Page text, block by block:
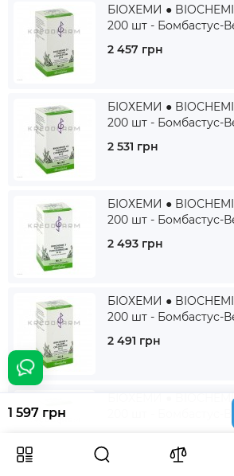
БІОХЕМИ ●
200 шт - Бомбастус-
2 457 грн
БІОХЕМИ ●
200 шт - Бомбастус-
2 531 грн
БІОХЕМИ ●
200 шт - Бомбастус-
2 493 грн
БІОХЕМИ ●
200 шт - Бомбастус-
2 491 грн
БІОХЕМИ ●
200 шт - Бомбастус-
1 597 грн